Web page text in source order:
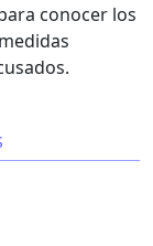
conocer los